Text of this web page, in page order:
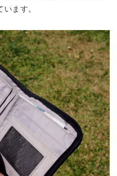
います。